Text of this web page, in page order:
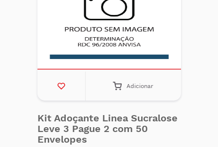
Adicionar
Kit Adoçante Linea Sucralose
Leve 3 Pague 2 com 50
Envelopes